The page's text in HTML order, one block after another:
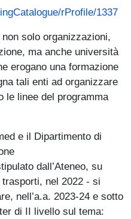
rProfile/1337
solo organizzazioni,
ma anche università
erogano una formazione
tali enti ad organizzare
le linee del programma
e il Dipartimento di
dall’Ateneo, su
nel 2022 - si
nell’a.a. 2023-24 e sotto
di II livello sul tema: